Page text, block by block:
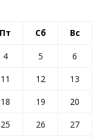
Пт Сб Вс
4 5
6
11 12
13
18 19
20
25 26
27